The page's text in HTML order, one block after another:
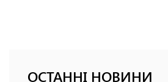
ОСТАННІ НОВИНИ